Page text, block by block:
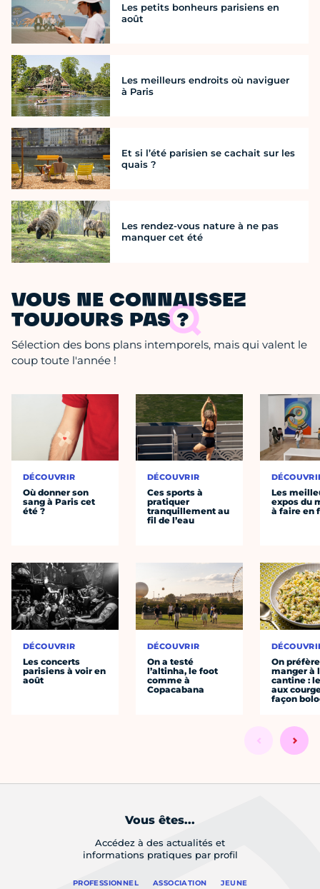
Les petits bonheurs parisiens en
août
Les meilleurs endroits où naviguer
à Paris
Et si l’été parisien se cachait sur les
quais ?
Les rendez-vous nature à ne pas
manquer cet été
VOUS NE CONNAISSEZ
TOUJOURS PAS ?
Sélection des bons plans intemporels, mais qui valent le
coup toute l'année !
DÉCOUVRIR
Où donner son
sang à Paris cet
été ?
DÉCOUVRIR
Les concerts
parisiens à voir en
août
DÉCOUVRIR
Ces sports à
pratiquer
tranquillement au
fil de l’eau
DÉCOUVRIR
On a testé
l’altinha, le foot
comme à
Copacabana
Les
expos du
à faire en
On préfère
manger à
cantine :
aux
façon
Vous êtes...
Accédez à des actualités et
informations pratiques par profil
PROFESSIONNEL ASSOCIATION JEUNE